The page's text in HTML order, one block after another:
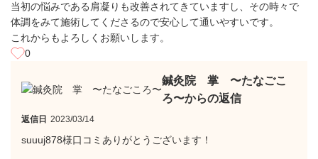
当初の悩みである肩凝りも改善されてきていますし、その時々で
体調をみて施術してくださるので安心して通いやすいです。
これからもよろしくお願いします。
0
鍼灸院 掌 〜たなごこ
ろ〜からの返信
返信日 2023/03/14
suuuj878様口コミありがとうございます！